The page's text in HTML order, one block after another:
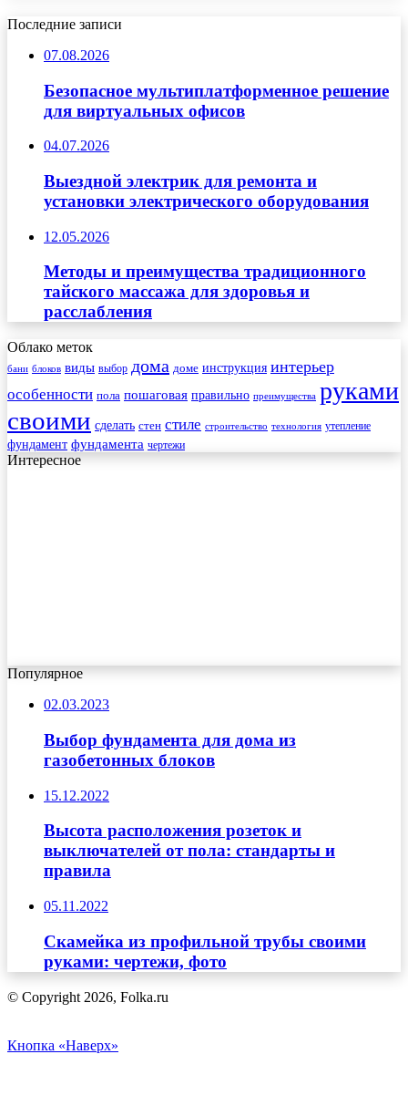
Последние записи
07.08.2026
Безопасное мультиплатформенное решение
для виртуальных офисов
04.07.2026
Выездной электрик для ремонта и
установки электрического оборудования
12.05.2026
Методы и преимущества традиционного
тайского массажа для здоровья и
расслабления
Облако меток
бани блоков виды выбор дома доме инструкция интерьер
особенности пола пошаговая правильно преимущества руками
своими сделать стен стиле строительство технология утепление
фундамент фундамента чертежи
Интересное
Популярное
02.03.2023
Выбор фундамента для дома из
газобетонных блоков
15.12.2022
Высота расположения розеток и
выключателей от пола: стандарты и
правила
05.11.2022
Скамейка из профильной трубы своими
руками: чертежи, фото
© Copyright 2026, Folka.ru
Кнопка «Наверх»